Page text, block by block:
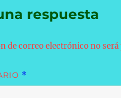
respuesta
de correo electrónico no será
*